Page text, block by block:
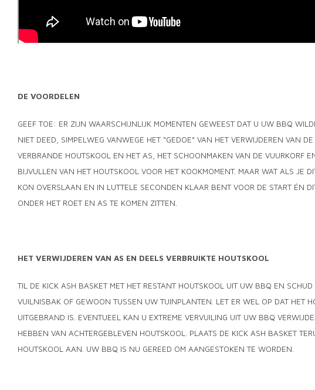
DE VOORDELEN
GEEF TOE: ER ZIJN WAARSCHIJNLIJK MOMENTEN GEWEEST DAT U UW BBQ
NIET DEED, SIMPELWEG VANWEGE HET “GEDOE” VAN HET VERWIJDEREN VAN DE
VERBRANDE HOUTSKOOL EN HET AS, HET SCHOONMAKEN VAN DE VUURKORF
BIJVULLEN VAN HET HOUTSKOOL VOOR HET KOOKMOMENT. MAAR WAT ALS JE
KON OVERSLAAN EN IN LUTTELE SECONDEN KLAAR BENT VOOR DE START ÉN
ONDER HET ROET EN AS TE KOMEN ZITTEN.
HET VERWIJDEREN VAN AS EN DEELS VERBRUIKTE HOUTSKOOL
TIL DE KICK ASH BASKET MET HET RESTANT HOUTSKOOL UIT UW BBQ EN
VUILNISBAK OF GEWOON TUSSEN UW TUINPLANTEN. LET ER WEL OP DAT HET
UITGEBRAND IS. EVENTUEEL KAN U EXTREME VERVUILING UIT UW BBQ
HEBBEN VAN ACHTERGEBLEVEN HOUTSKOOL. PLAATS DE KICK ASH BASKET
HOUTSKOOL AAN. UW BBQ IS NU GEREED OM AANGESTOKEN TE WORDEN.